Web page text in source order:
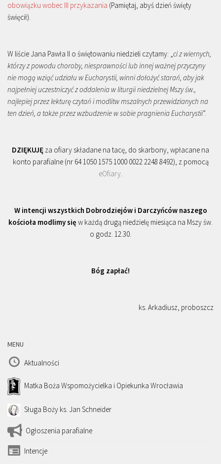
obowiązku wobec III przykazania (Pamiętaj, abyś dzień święty
święcił).
W liście Jana Pawła II o świętowaniu niedzieli czytamy: „ci z wiernych,
którzy z powodu choroby, niesprawności lub innej ważnej przyczyny
nie mogą wziąć udziału w Eucharystii, winni dołożyć starań, aby jak
najpełniej uczestniczyć z oddalenia w liturgii niedzielnej Mszy św.,
najlepiej przez lekturę czytań i modlitw mszalnych przewidzianych na
ten dzień, a także przez wzbudzenie w sobie pragnienia Eucharystii”.
DZIĘKUJĘ za ofiary składane na tacę, do skarbony, wpłacane na
konto parafialne (nr 64 1050 1575 1000 0022 2248 8492), z pomocą
eOfiary.
W intencji wszystkich Dobrodziejów i Darczyńców naszego
kościoła modlimy się w każdą drugą niedzielę miesiąca na Mszy św.
o godz. 12.30.
Bóg zapłać!
ks. Arkadiusz, proboszcz
MENU
Aktualności
Matka Boża Wspomożycielka i Opiekunka Wrocławia
Sługa Boży ks. Jan Schneider
Ogłoszenia parafialne
Intencje